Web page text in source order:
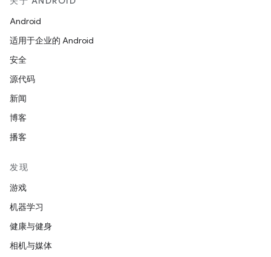
Android
适用于企业的 Android
安全
源代码
新闻
博客
播客
发现
游戏
机器学习
健康与健身
相机与媒体